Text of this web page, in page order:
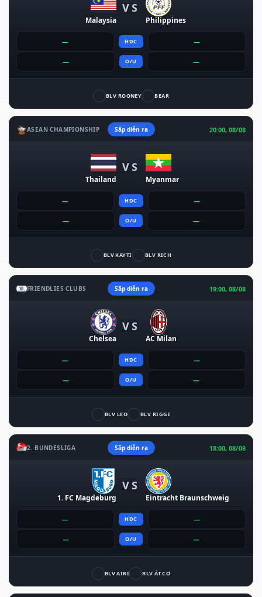
Malaysia
VS
Philippines
— HDC —
— O/U —
BLV ROONEY BEAR
ASEAN CHAMPIONSHIP Sắp diễn ra 20:00, 08/08
Thailand
VS
Myanmar
— HDC —
— O/U —
BLV KAYTI BLV RICH
FRIENDLIES CLUBS Sắp diễn ra 19:00, 08/08
Chelsea
VS
AC Milan
— HDC —
— O/U —
BLV LEO BLV RIGGI
2. BUNDESLIGA Sắp diễn ra 18:00, 08/08
1. FC Magdeburg
VS
Eintracht Braunschweig
— HDC —
— O/U —
BLV AIRI BLV ÁT CƠ